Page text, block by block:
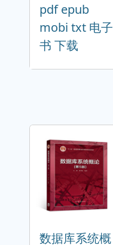
pdf epub
mobi txt 电子
书 下载
数据库系统概